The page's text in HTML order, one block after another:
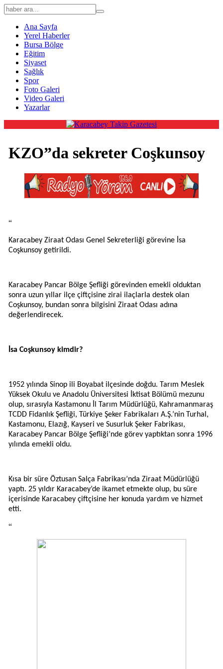
Ana Sayfa
Yerel Haberler
Bursa Bölge
Eğitim
Siyaset
Sağlık
Spor
Foto Galeri
Video Galeri
Yazarlar
KZO”da sekreter Coşkunsoy
“
Karacabey Ziraat Odası Genel Sekreterliği görevine İsa
Coşkunsoy getirildi.
Karacabey Pancar Bölge Şefliği görevinden emekli olduktan
sonra uzun yıllar ilçe çiftçisine zirai ilaçlarla destek olan
Coşkunsoy, bundan sonra bilgisini Ziraat Odası adına
değerlendirecek.
İsa Coşkunsoy kimdir?
1952 yılında Sinop ili Boyabat ilçesinde doğdu. Tarım Meslek
Yüksek Okulu ve Anadolu Üniversitesi İktisat Bölümü mezunu
olup, sırasıyla Kastamonu İl Tarım Müdürlüğü, Kahramanmaraş
TCDD Fidanlık Şefliği, Türkiye Şeker Fabrikaları A.Ş.’nin Turhal,
Kastamonu, Elazığ, Kayseri ve Susurluk Şeker Fabrikası,
Karacabey Pancar Bölge Şefliği’nde görev yaptıktan sonra 1996
yılında emekli oldu.
Kısa bir süre Öztusan Salça Fabrikası’nda Ziraat Müdürlüğü
yaptı. 25 yıldır Karacabey’de ikamet etmekte olup, bu süre
içerisinde Karacabey çiftçisine her konuda yardım ve hizmet
etti.
“